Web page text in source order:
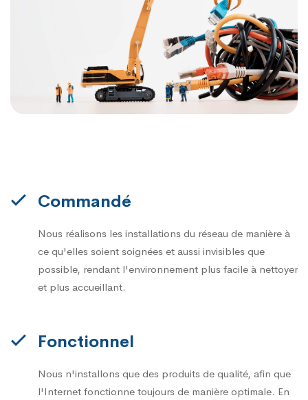
Commandé
Nous réalisons les installations du réseau de manière à
ce qu'elles soient soignées et aussi invisibles que
possible, rendant l'environnement plus facile à nettoyer
et plus accueillant.
Fonctionnel
Nous n'installons que des produits de qualité, afin que
l'Internet fonctionne toujours de manière optimale. En